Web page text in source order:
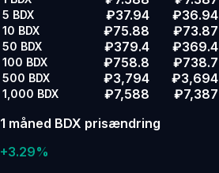
5 BDX ₽37.94 ₽36.94
10 BDX ₽75.88 ₽73.87
50 BDX ₽379.4 ₽369.4
100 BDX ₽758.8 ₽738.7
500 BDX ₽3,794 ₽3,694
1,000 BDX ₽7,588
₽7,387
1 måned BDX prisændring
+3.29%